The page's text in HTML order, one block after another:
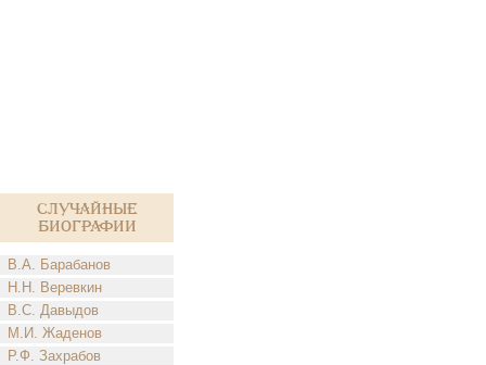
Случайные
биографии
В.А. Барабанов
Н.Н. Веревкин
В.С. Давыдов
М.И. Жаденов
Р.Ф. Захрабов